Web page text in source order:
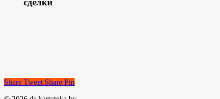
сделки
Share Tweet Share Pin